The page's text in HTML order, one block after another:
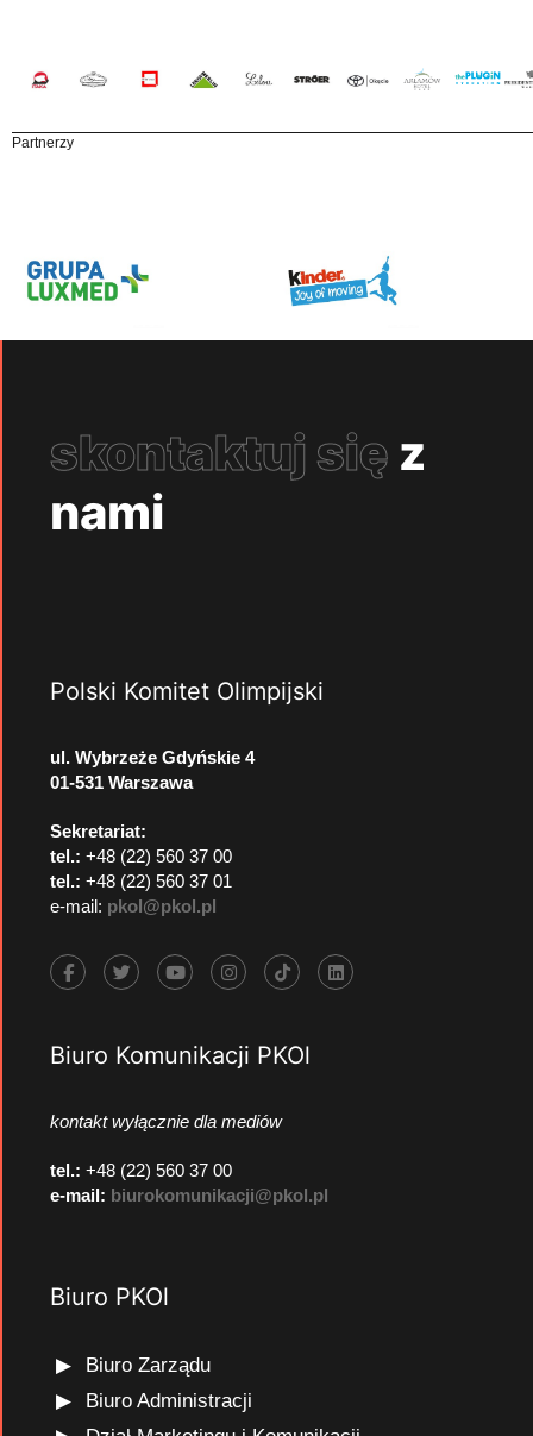
Partnerzy
skontaktuj się z
nami
Polski Komitet Olimpijski
ul. Wybrzeże Gdyńskie 4
01-531 Warszawa
Sekretariat:
tel.: +48 (22) 560 37 00
tel.: +48 (22) 560 37 01
e-mail: pkol@pkol.pl
Biuro Komunikacji PKOl
kontakt wyłącznie dla mediów
tel.: +48 (22) 560 37 00
e-mail: biurokomunikacji@pkol.pl
Biuro PKOl
Biuro Zarządu
Biuro Administracji